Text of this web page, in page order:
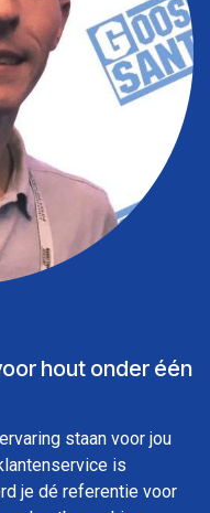
hout onder één
staan voor jou
is
je dé referentie voor